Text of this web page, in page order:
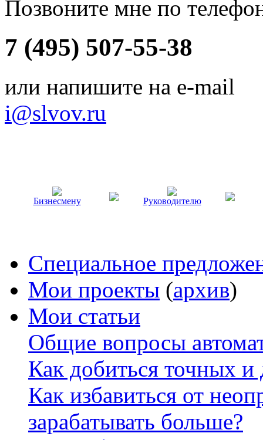
Позвоните мне по
7 (495) 507-55-38
или напишите на e-mail
i@slvov.ru
Бизнесмену Руководителю
Специальное
Мои проекты (архив)
Мои статьи
Общие вопросы
Как добиться точных
Как избавиться от
зарабатывать больше?